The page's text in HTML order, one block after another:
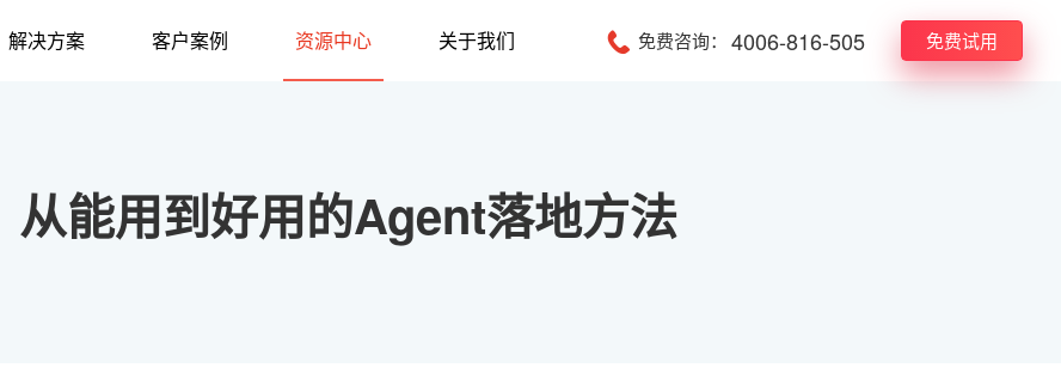
解决方案 客户案例 资源中心 关于我们 免费咨询： 4006-816-505 免费试用
能用到好用的Agent落地方法